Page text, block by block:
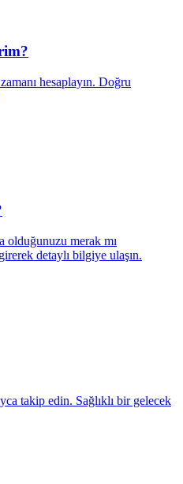
hesaplayın. Doğru
olduğunuzu merak mı
detaylı bilgiye ulaşın.
takip edin. Sağlıklı bir gelecek